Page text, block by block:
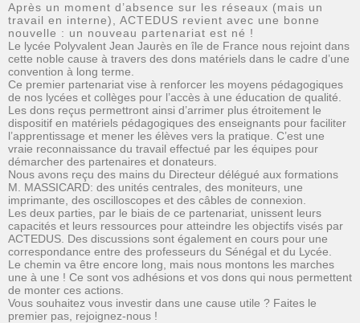
Après un moment d’absence sur les réseaux (mais un
travail en interne), ACTEDUS revient avec une bonne
nouvelle : un nouveau partenariat est né !
Le lycée Polyvalent Jean Jaurès en île de France nous rejoint dans
cette noble cause à travers des dons matériels dans le cadre d’une
convention à long terme.
Ce premier partenariat vise à renforcer les moyens pédagogiques
de nos lycées et collèges pour l’accès à une éducation de qualité.
Les dons reçus permettront ainsi d’arrimer plus étroitement le
dispositif en matériels pédagogiques des enseignants pour faciliter
l’apprentissage et mener les élèves vers la pratique. C’est une
vraie reconnaissance du travail effectué par les équipes pour
démarcher des partenaires et donateurs.
Nous avons reçu des mains du Directeur délégué aux formations
M. MASSICARD: des unités centrales, des moniteurs, une
imprimante, des oscilloscopes et des câbles de connexion.
Les deux parties, par le biais de ce partenariat, unissent leurs
capacités et leurs ressources pour atteindre les objectifs visés par
ACTEDUS. Des discussions sont également en cours pour une
correspondance entre des professeurs du Sénégal et du Lycée.
Le chemin va être encore long, mais nous montons les marches
une à une ! Ce sont vos adhésions et vos dons qui nous permettent
de monter ces actions.
Vous souhaitez vous investir dans une cause utile ? Faites le
premier pas, rejoignez-nous !